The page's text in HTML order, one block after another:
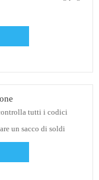
tutti i codici
un sacco di soldi